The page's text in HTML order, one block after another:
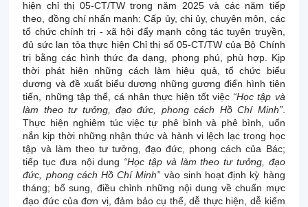
hiện chỉ thị 05-CT/TW trong năm 2025 và các năm tiếp
theo, đồng chí nhấn mạnh: Cấp ủy, chi ủy, chuyên môn, các
tổ chức chính trị - xã hội đẩy mạnh công tác tuyên truyền,
đủ sức lan tỏa thực hiện Chỉ thị số 05-CT/TW của Bộ Chính
trị bằng các hình thức đa dạng, phong phú, phù hợp. Kịp
thời phát hiện những cách làm hiệu quả, tổ chức biểu
dương và đề xuất biểu dương những gương điển hình tiên
tiến, những tập thể, cá nhân thực hiện tốt việc “Học tập và
làm theo tư tưởng, đạo đức, phong cách Hồ Chí Minh”.
Thực hiện nghiêm túc việc tự phê bình và phê bình, uốn
nắn kịp thời những nhận thức và hành vi lệch lạc trong học
tập và làm theo tư tưởng, đạo đức, phong cách của Bác;
tiếp tục đưa nội dung “Học tập và làm theo tư tưởng, đạo
đức, phong cách Hồ Chí Minh” vào sinh hoạt định kỳ hàng
tháng; bổ sung, điều chỉnh những nội dung về chuẩn mực
đạo đức của đơn vị, đảm bảo cụ thể, dễ thực hiện, dễ kiểm